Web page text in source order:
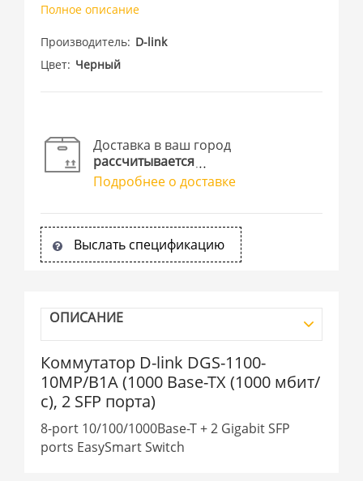
Полное описание
Производитель D-link
Цвет Черный
Доставка в ваш город
рассчитывается
Подробнее о доставке
Выслать спецификацию
ОПИСАНИЕ
Коммутатор D-link DGS-1100-
10MP/B1A (1000 Base-TX (1000 мбит/
с), 2 SFP порта)
8-port 10/100/1000Base-T + 2 Gigabit SFP
ports EasySmart Switch